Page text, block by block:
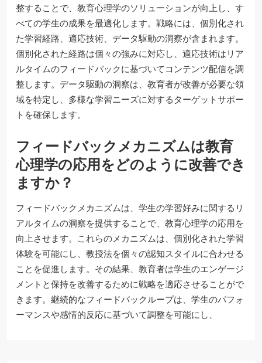
整することで、教育心理学のソリューションが向上し、す
べての学生の成果を最適化します。戦略には、個別化され
た学習経路、適応技術、データ駆動の洞察が含まれます。
個別化された経路は個々の強みに対応し、適応技術はリア
ルタイムのフィードバックに基づいてコンテンツ配信を調
整します。データ駆動の洞察は、教育者が改善が必要な領
域を特定し、多様な学習ニーズに対するターゲットサポー
トを確保します。
フィードバックメカニズムは教育
心理学の応用をどのように改善でき
ますか？
フィードバックメカニズムは、学生の学習好みに関するリ
アルタイムの洞察を提供することで、教育心理学の応用を
向上させます。これらのメカニズムは、個別化された学習
体験を可能にし、教授法を個々の認知スタイルに合わせる
ことを促進します。その結果、教育者は学生のエンゲージ
メントと保持を改善するために戦略を適応させることがで
きます。継続的なフィードバックループは、学生のパフォ
ーマンスや感情的反応に基づいて調整を可能にし、